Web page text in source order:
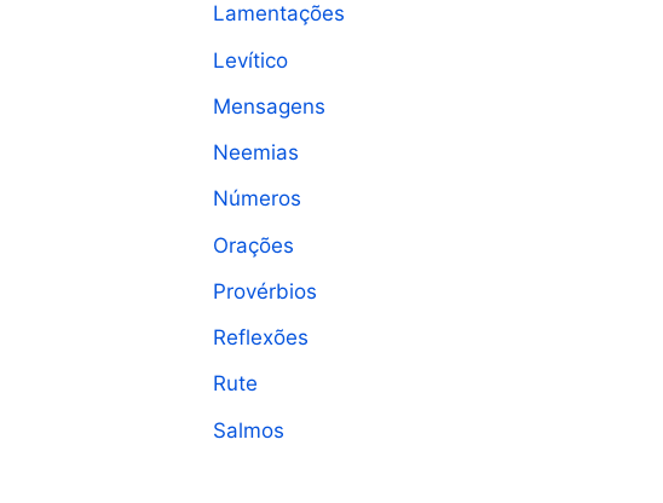
Lamentações
Levítico
Mensagens
Neemias
Números
Orações
Provérbios
Reflexões
Rute
Salmos